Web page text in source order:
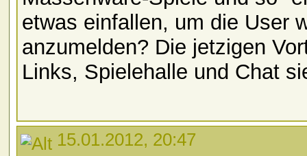
etwas einfallen, um die User
anzumelden? Die jetzigen
Links, Spielehalle und Chat
15.01.2012, 20:47